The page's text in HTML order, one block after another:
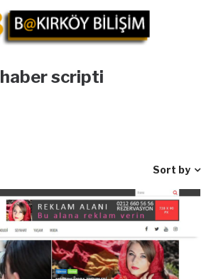
haber scripti
Sort by